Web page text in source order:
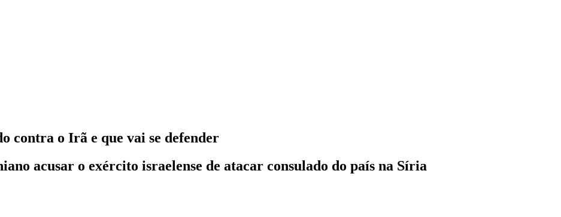
contra o Irã e que vai se defender
acusar o exército israelense de atacar consulado do país na Síria